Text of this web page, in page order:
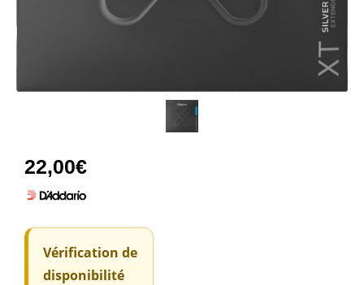
22,00€
Vérification de
disponibilité